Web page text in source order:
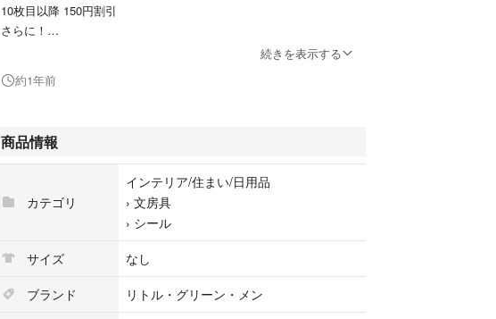
10枚目以降 150円割引
さらに！
その他ステッカーはこちら ▷▶ #Ha@ch_ステッカー
-----------------------------
＊ 防水加工あり（光沢なし）
＊ マス目1つ1cmとなります。
ステッカーサイズの参考になさってください。
続きを表示する
約1年前
商品情報
カテゴリ
インテリア/住まい/日用品
› 文房具
› シール
サイズ
なし
ブランド
リトル・グリーン・メン